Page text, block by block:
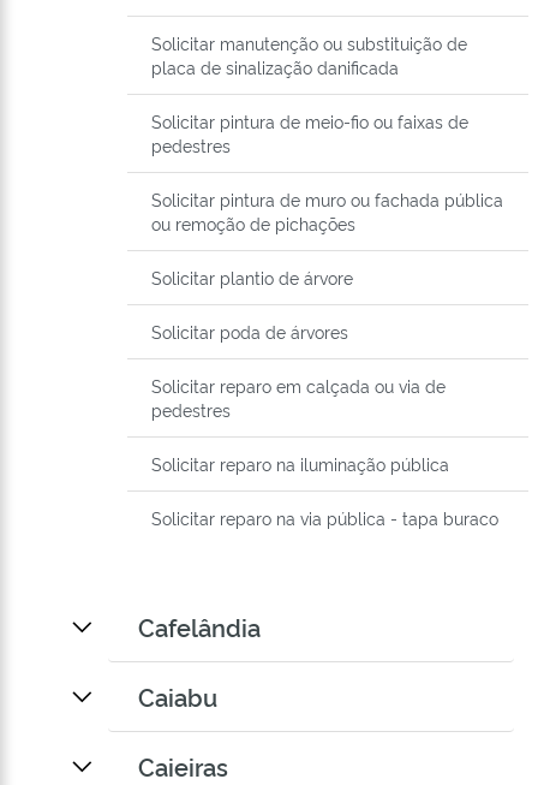
Solicitar manutenção ou substituição de
placa de sinalização danificada
Solicitar pintura de meio-fio ou faixas de
pedestres
Solicitar pintura de muro ou fachada pública
ou remoção de pichações
Solicitar plantio de árvore
Solicitar poda de árvores
Solicitar reparo em calçada ou via de
pedestres
Solicitar reparo na iluminação pública
Solicitar reparo na via pública - tapa buraco
Cafelândia
Caiabu
Caieiras